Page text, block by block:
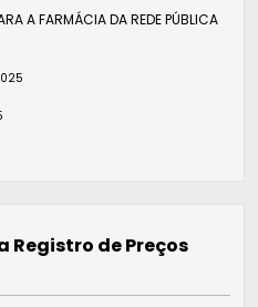
A FARMÁCIA DA REDE PÚBLICA
Registro de Preços